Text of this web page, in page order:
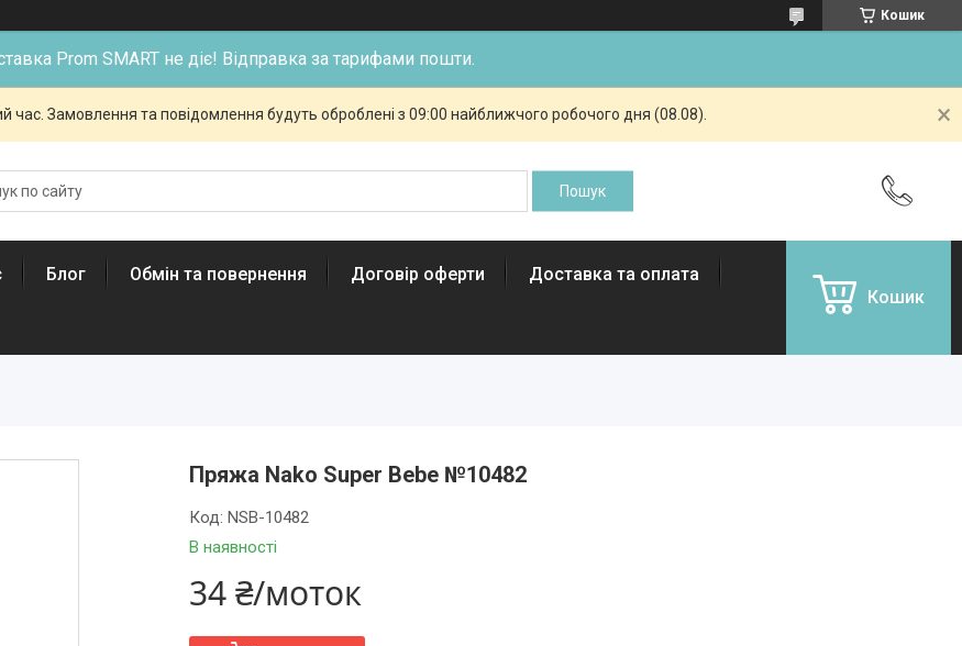
Кошик
Prom SMART не діє! Відправка за тарифами пошти.
час. Замовлення та повідомлення будуть оброблені з 09:00 найближчого робочого дня (08.08).
Блог Обмін та повернення Договір оферти Доставка та оплата
Кошик
Пряжа Nako Super Bebe №10482
В наявності
Код:NSB-10482
34 ₴/моток